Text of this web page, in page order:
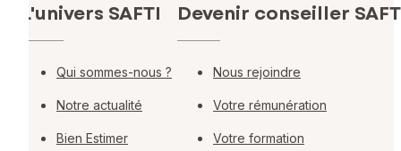
L'univers SAFTI
Qui sommes-nous ?
Notre actualité
Bien Estimer
Devenir conseiller
Nous rejoindre
Votre rémunération
Votre formation